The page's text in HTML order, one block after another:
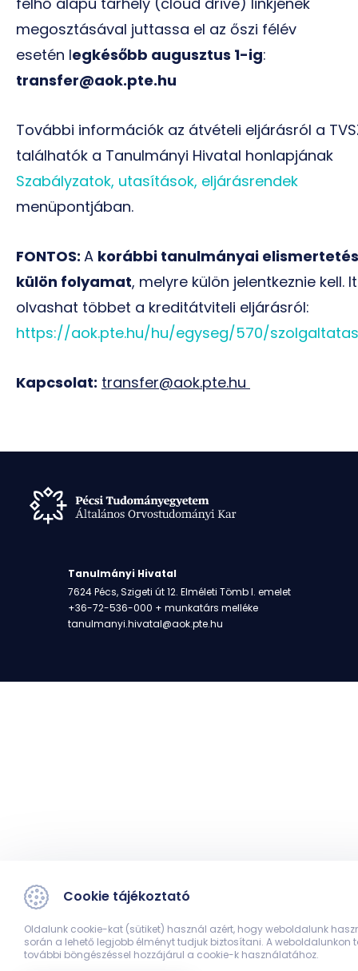
megosztásával juttassa el az őszi félév
esetén legkésőbb augusztus 1-ig:
transfer@aok.pte.hu
További információk az átvételi eljárásról a
találhatók a Tanulmányi Hivatal honlapjának
Szabályzatok, utasítások, eljárásrendek
menüpontjában.
FONTOS: A korábbi tanulmányai
külön folyamat, melyre külön jelentkeznie kell.
olvashat többet a kreditátviteli eljárásról:
https://aok.pte.hu/hu/egyseg/570/
Kapcsolat: transfer@aok.pte.hu
Tanulmányi Hivatal
7624 Pécs, Szigeti út 12. Elméleti Tömb I. emelet
+36-72-536-000 + munkatárs melléke
tanulmanyi.hivatal@aok.pte.hu
Cookie tájékoztató
Oldalunk cookie-kat (sütiket) használ azért, hogy weboldalunk
során a lehető legjobb élményt tudjuk biztosítani. A weboldalunkon
további böngészéssel hozzájárul a cookie-k használatához.